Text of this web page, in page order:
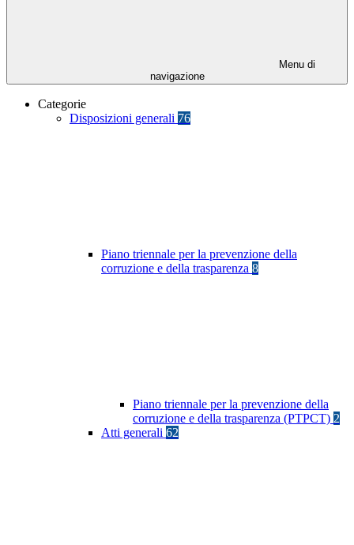
Menu di
navigazione
Categorie
Disposizioni generali 76
Piano triennale per la prevenzione della
corruzione e della trasparenza 8
Piano triennale per la prevenzione della
corruzione e della trasparenza (PTPCT) 2
Atti generali 62